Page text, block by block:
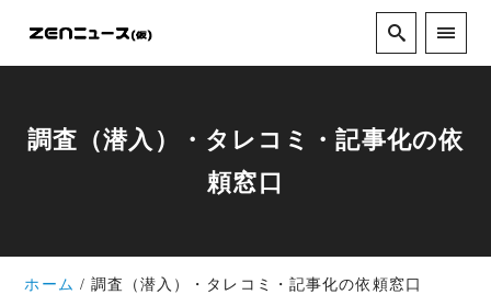
調査（潜入）・タレコミ・記事化の依
頼窓口
ホーム 調査（潜入）・タレコミ・記事化の依頼窓口